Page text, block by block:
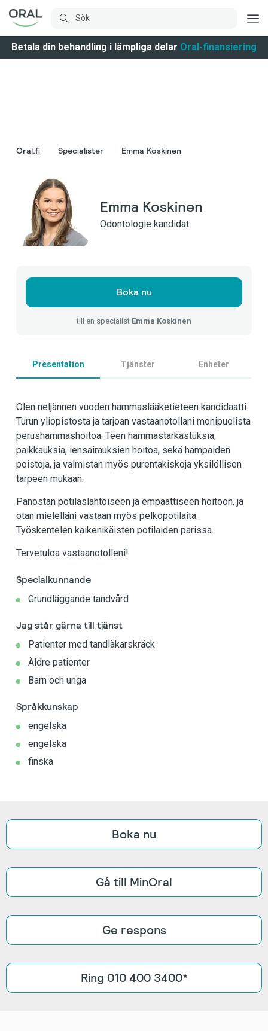
Betala din behandling i lämpliga delar Oral-finansiering
Oral.fi Specialister Emma Koskinen
Emma Koskinen
Odontologie kandidat
Boka nu
till en specialist Emma Koskinen
Presentation Tjänster Enheter
Olen neljännen vuoden hammaslääketieteen kandidaatti
Turun yliopistosta ja tarjoan vastaanotollani monipuolista
perushammashoitoa. Teen hammastarkastuksia,
paikkauksia, iensairauksien hoitoa, sekä hampaiden
poistoja, ja valmistan myös purentakiskoja yksilöllisen
tarpeen mukaan.
Panostan potilaslähtöiseen ja empaattiseen hoitoon, ja
otan mielelläni vastaan myös pelkopotilaita.
Työskentelen kaikenikäisten potilaiden parissa.
Tervetuloa vastaanotolleni!
Specialkunnande
Grundläggande tandvård
Jag står gärna till tjänst
Patienter med tandläkarskräck
Äldre patienter
Barn och unga
Språkkunskap
engelska
engelska
finska
Boka nu
Gå till MinOral
Ge respons
Ring 010 400 3400*